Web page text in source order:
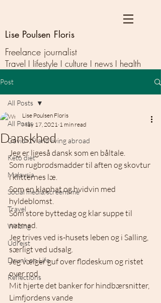
Lise Poulsen Floris
Freelance journalist
Travel I lifestyle I culture I news I health
Post
All Posts
Covid-19 and living abroad
Keto diet
Malaysia
Social media/screentime
Travel
Writing
Udrejst
Drunk on Life
Reflections
All Posts
Danskhed
Lise Poulsen Floris
May 17, 2021 1 min read
Jeg er ligeså dansk som en båltale.
Som rugbrødsmadder til aften og skovtur
i klitternes læ.
Som en klaphat og hvidvin med
hyldeblomst.
Som store byttedag og klar suppe til
natmad.
Jeg trives ved is-husets leben og i Salling,
særligt ved udsalg.
Jeg vælger guf over flødeskum og ristet
over rød.
Mit hjerte det banker for hindbærsnitter,
Limfjordens vande